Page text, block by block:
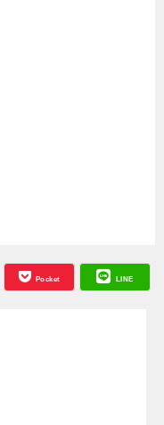
Pocket LINE